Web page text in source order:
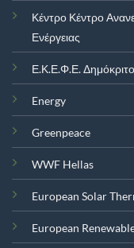
Κέντρο Κέντρο
Ενέργειας
Ε.Κ.Ε.Φ.Ε.
Energy
Greenpeace
WWF Hellas
European Solar
European